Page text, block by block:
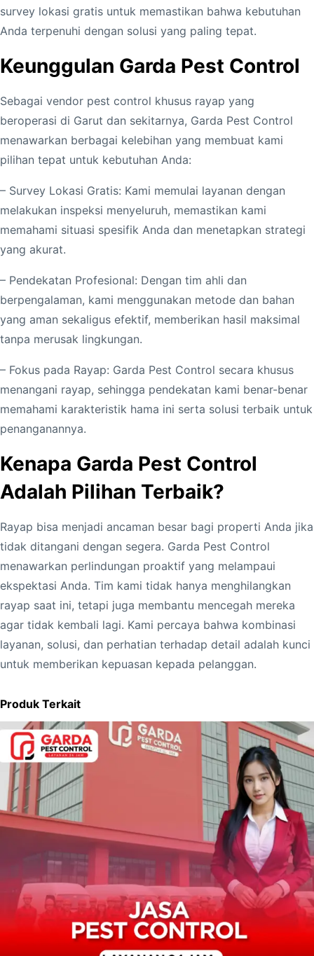
survey lokasi gratis untuk memastikan bahwa kebutuhan
Anda terpenuhi dengan solusi yang paling tepat.
Keunggulan Garda Pest Control
Sebagai vendor pest control khusus rayap yang
beroperasi di Garut dan sekitarnya, Garda Pest Control
menawarkan berbagai kelebihan yang membuat kami
pilihan tepat untuk kebutuhan Anda:
– Survey Lokasi Gratis: Kami memulai layanan dengan
melakukan inspeksi menyeluruh, memastikan kami
memahami situasi spesifik Anda dan menetapkan strategi
yang akurat.
– Pendekatan Profesional: Dengan tim ahli dan
berpengalaman, kami menggunakan metode dan bahan
yang aman sekaligus efektif, memberikan hasil maksimal
tanpa merusak lingkungan.
– Fokus pada Rayap: Garda Pest Control secara khusus
menangani rayap, sehingga pendekatan kami benar-benar
memahami karakteristik hama ini serta solusi terbaik untuk
penanganannya.
Kenapa Garda Pest Control
Adalah Pilihan Terbaik?
Rayap bisa menjadi ancaman besar bagi properti Anda jika
tidak ditangani dengan segera. Garda Pest Control
menawarkan perlindungan proaktif yang melampaui
ekspektasi Anda. Tim kami tidak hanya menghilangkan
rayap saat ini, tetapi juga membantu mencegah mereka
agar tidak kembali lagi. Kami percaya bahwa kombinasi
layanan, solusi, dan perhatian terhadap detail adalah kunci
untuk memberikan kepuasan kepada pelanggan.
Produk Terkait